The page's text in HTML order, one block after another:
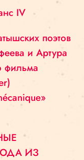
IV
поэтов
и Артура
фильма
ИЗ